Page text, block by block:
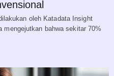
oleh Katadata Insight
mengejutkan bahwa sekitar 70%